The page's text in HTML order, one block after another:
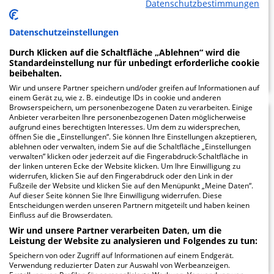
ZUM PROFIL
26.23
Suchttagesklinik
Reutlingen
Kaiserstrasse 4
72764 Reutlingen
ZUM PROFIL
Datenschutzbestimmungen
Datenschutzeinstellungen
Durch Klicken auf die Schaltfläche „Ablehnen“ wird die
Standardeinstellung nur für unbedingt erforderliche cookie
beibehalten.
Wir und unsere Partner speichern und/oder greifen auf Informationen auf
einem Gerät zu, wie z. B. eindeutige IDs in cookie und anderen
Browserspeichern, um personenbezogene Daten zu verarbeiten. Einige
Anbieter verarbeiten Ihre personenbezogenen Daten möglicherweise
aufgrund eines berechtigten Interesses. Um dem zu widersprechen,
öffnen Sie die „Einstellungen“. Sie können Ihre Einstellungen akzeptieren,
ablehnen oder verwalten, indem Sie auf die Schaltfläche „Einstellungen
verwalten“ klicken oder jederzeit auf die Fingerabdruck-Schaltfläche in
der linken unteren Ecke der Website klicken. Um Ihre Einwilligung zu
widerrufen, klicken Sie auf den Fingerabdruck oder den Link in der
Fußzeile der Website und klicken Sie auf den Menüpunkt „Meine Daten“.
Auf dieser Seite können Sie Ihre Einwilligung widerrufen. Diese
Entscheidungen werden unseren Partnern mitgeteilt und haben keinen
Einfluss auf die Browserdaten.
Wir und unsere Partner verarbeiten Daten, um die
Leistung der Website zu analysieren und Folgendes zu tun:
Speichern von oder Zugriff auf Informationen auf einem Endgerät.
Verwendung reduzierter Daten zur Auswahl von Werbeanzeigen.